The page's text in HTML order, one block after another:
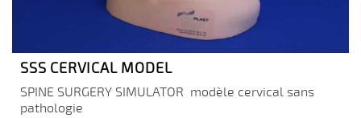
SSS CERVICAL MODEL
SPINE SURGERY SIMULATOR modèle cervical sans
pathologie